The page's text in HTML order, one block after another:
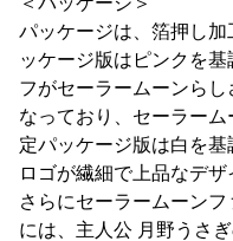
パッケージは、箔押し
ッケージ版はピンクを
フがセーラームーンら
なっており、セーラー
定パッケージ版は白を
ロゴが繊細で上品なデザ
さらにセーラームーン
には、主人公 月野うさ